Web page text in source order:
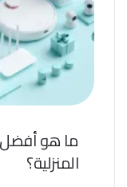
ما هو أفضل
المنزلية؟